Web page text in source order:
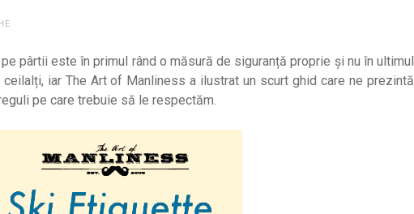
pârtii este în primul rând o măsură de siguranță proprie și nu în ultimul
iar The Art of Manliness a ilustrat un scurt ghid care ne prezintă
pe care trebuie să le respectăm.